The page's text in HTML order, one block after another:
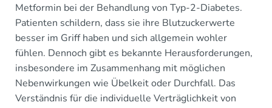
Metformin bei der Behandlung von Typ-2-Diabetes.
Patienten schildern, dass sie ihre Blutzuckerwerte
besser im Griff haben und sich allgemein wohler
fühlen. Dennoch gibt es bekannte Herausforderungen,
insbesondere im Zusammenhang mit möglichen
Nebenwirkungen wie Übelkeit oder Durchfall. Das
Verständnis für die individuelle Verträglichkeit von